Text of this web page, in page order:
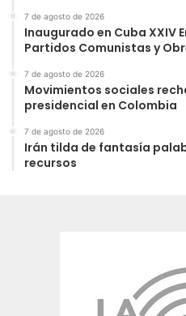
7 de agosto de 2026
Inaugurado en Cuba XXIV
Partidos Comunistas y
7 de agosto de 2026
Movimientos sociales
presidencial en Colombia
7 de agosto de 2026
Irán tilda de fantasía
recursos